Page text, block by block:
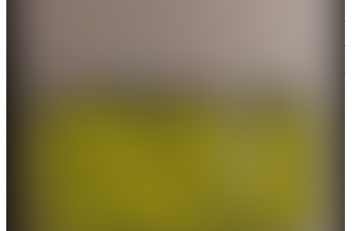
聯合以色列發動所謂「先發制人」打擊，悍然襲擊伊
朗。今日（3月1日）傳來最新消息，伊朗最高領袖哈
梅內伊遇襲身亡。另外，以色列國防軍對伊朗彈道導
彈發射裝置和防空系統發動了新一輪打擊。伊朗亦發
起大規模反擊，襲擊27個美軍基地和以軍總司令部等